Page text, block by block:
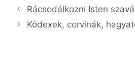
Rácsodálkozni Isten
Kódexek, corvinák,